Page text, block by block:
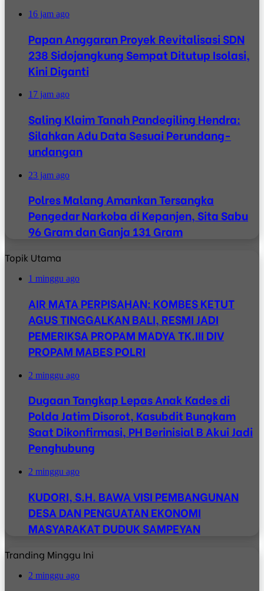
16 jam ago
Papan Anggaran Proyek Revitalisasi SDN
238 Sidojangkung Sempat Ditutup Isolasi,
Kini Diganti
17 jam ago
Saling Klaim Tanah Pandegiling Hendra:
Silahkan Adu Data Sesuai Perundang-
undangan
23 jam ago
Polres Malang Amankan Tersangka
Pengedar Narkoba di Kepanjen, Sita Sabu
96 Gram dan Ganja 131 Gram
Topik Utama
1 minggu ago
AIR MATA PERPISAHAN: KOMBES KETUT
AGUS TINGGALKAN BALI, RESMI JADI
PEMERIKSA PROPAM MADYA TK.III DIV
PROPAM MABES POLRI
2 minggu ago
Dugaan Tangkap Lepas Anak Kades di
Polda Jatim Disorot, Kasubdit Bungkam
Saat Dikonfirmasi, PH Berinisial B Akui Jadi
Penghubung
2 minggu ago
KUDORI, S.H. BAWA VISI PEMBANGUNAN
DESA DAN PENGUATAN EKONOMI
MASYARAKAT DUDUK SAMPEYAN
Tranding Minggu Ini
2 minggu ago